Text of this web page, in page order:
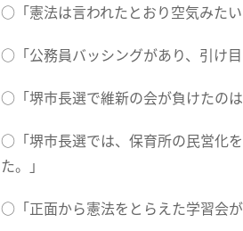
○「憲法は言われたとおり空気みた
○「公務員バッシングがあり、引け
○「堺市長選で維新の会が負けたのは
○「堺市長選では、保育所の民営化
た。」
○「正面から憲法をとらえた学習会